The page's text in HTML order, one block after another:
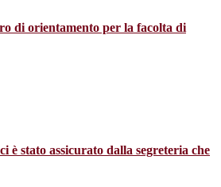
di orientamento per la facolta di
è stato assicurato dalla segreteria che